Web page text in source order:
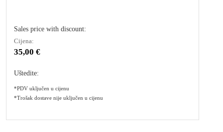
Sales price with discount:
Cijena:
35,00 €
Uštedite:
*PDV uključen u cijenu
*Trošak dostave nije uključen u cijenu